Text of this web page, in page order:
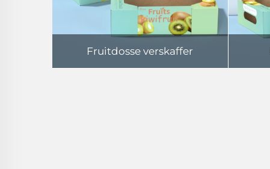
Fruitdosse verskaffer